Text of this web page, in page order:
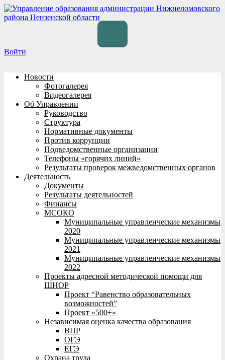
Перейти
к
Войти
Новости
Фотогалерея
Видеогалерея
Об Управлении
Руководство
Структура
Нормативные документы
Против коррупции
Подведомственные организации
Телефоны «горячих линий»
Результаты проверок межведомственных органов
Деятельность
Документы
Результаты деятельностей
Финансы
МСОКО
Муниципальные управленческие механизмы
2020
Муниципальные управленческие механизмы
2021
Муниципальные управленческие механизмы
2022
Проекты адресной методической помощи для
ШНОР
Проект “Равенство образовательных
возможностей”
Проект «500+»
Независимая оценка качества образования
ВПР
ОГЭ
ЕГЭ
Охрана труда